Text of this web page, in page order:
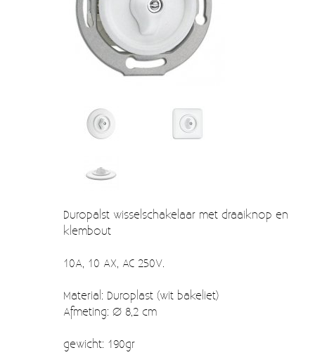
Deur- en raambeslag
Kapstokken & Haken
Bellen en belknoppen
Voorraadbakjes
Keuken accessoires
Smeg 50s klein elektro
Afvalemmers
Emaille
Moccamaster (De beste kop koffie sinds 1968)
Vintage
Verzendkosten
Duropalst wisselschakelaar met draaiknop en
klembout
10A, 10 AX, AC 250V.
Material: Duroplast (wit bakeliet)
Afmeting: Ø 8,2 cm
gewicht: 190gr